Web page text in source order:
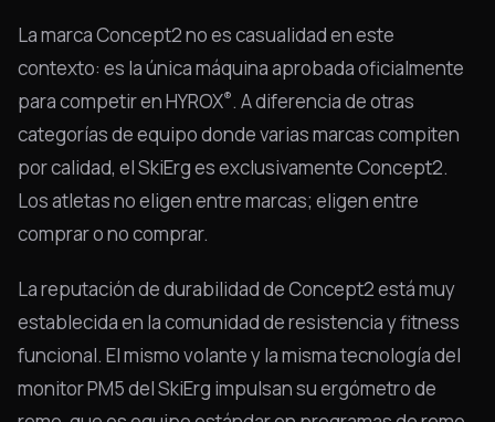
La marca Concept2 no es casualidad en este
contexto: es la única máquina aprobada oficialmente
para competir en HYROX®. A diferencia de otras
categorías de equipo donde varias marcas compiten
por calidad, el SkiErg es exclusivamente Concept2.
Los atletas no eligen entre marcas; eligen entre
comprar o no comprar.
La reputación de durabilidad de Concept2 está muy
establecida en la comunidad de resistencia y fitness
funcional. El mismo volante y la misma tecnología del
monitor PM5 del SkiErg impulsan su ergómetro de